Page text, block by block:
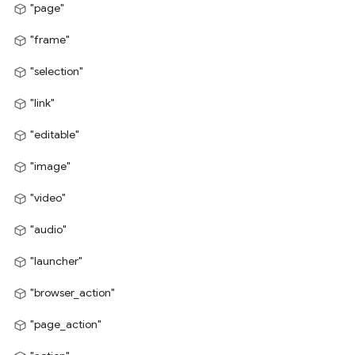
"page"
"frame"
"selection"
"link"
"editable"
"image"
"video"
"audio"
"launcher"
"browser_action"
"page_action"